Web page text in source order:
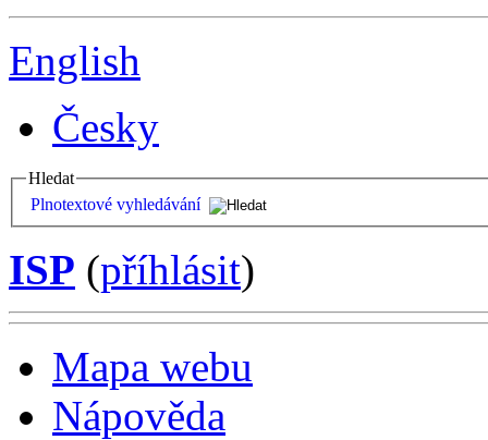
English
Česky
Hledat
Plnotextové vyhledávání
ISP (příhlásit)
Mapa webu
Nápověda